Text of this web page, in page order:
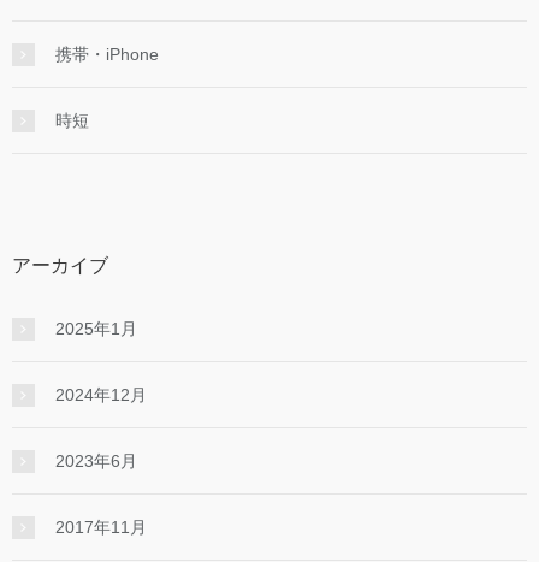
携帯・iPhone
時短
アーカイブ
2025年1月
2024年12月
2023年6月
2017年11月